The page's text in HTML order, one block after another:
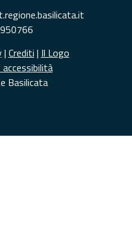
| Crediti | Il Logo
accessibilità
Basilicata